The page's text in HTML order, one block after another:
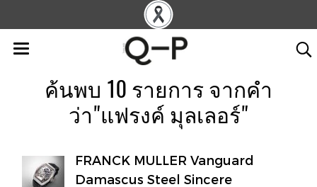
ค้นพบ 10 รายการ จากคำ
ว่า"แฟรงค์ มุลเลอร์"
FRANCK MULLER Vanguard
Damascus Steel Sincere